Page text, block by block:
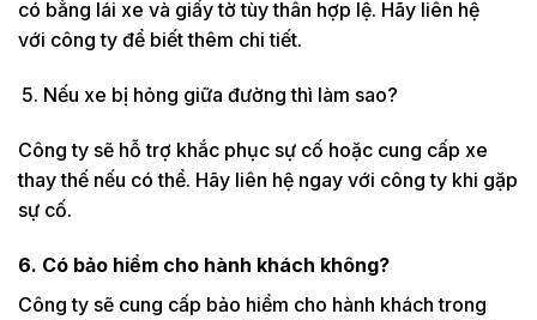
có bằng lái xe và giấy tờ tùy thân hợp lệ. Hãy liên hệ
với công ty để biết thêm chi tiết.
Nếu xe bị hỏng giữa đường thì làm sao?
Công ty sẽ hỗ trợ khắc phục sự cố hoặc cung cấp xe
thay thế nếu có thể. Hãy liên hệ ngay với công ty khi gặp
sự cố.
6. Có bảo hiểm cho hành khách không?
Công ty sẽ cung cấp bảo hiểm cho hành khách trong